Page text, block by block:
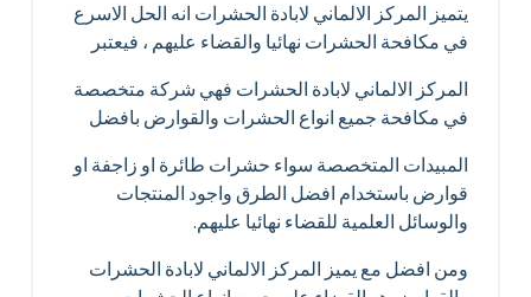
يتميز المركز الالماني لابادة الحشرات انه الحل الاسرع
في مكافحة الحشرات نهائيا والقضاء عليهم ، فيعتبر
المركز الالماني لابادة الحشرات فهي شركة متخصصة
في مكافحة جميع انواع الحشرات والقوارض بافضل
المبيدات المتخصصة سواء حشرات طائرة او زاجفة او
قوارض باستخدام افضل الطرق واجود المنتجات
والوسائل العلمية للقضاء نهائيا عليهم.
ومن افضل مع يميز المركز الالماني لابادة الحشرات